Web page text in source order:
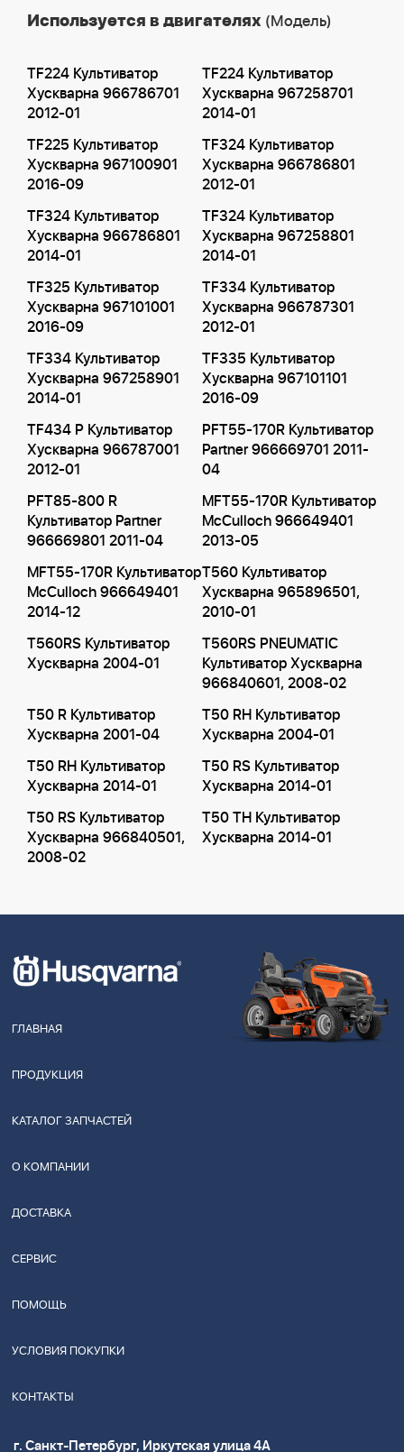
Используется в двигателях (Модель)
TF224 Культиватор
Хускварна 966786701
2012-01
TF224 Культиватор
Хускварна 967258701
2014-01
TF225 Культиватор
Хускварна 967100901
2016-09
TF324 Культиватор
Хускварна 966786801
2012-01
TF324 Культиватор
Хускварна 966786801
2014-01
TF324 Культиватор
Хускварна 967258801
2014-01
TF325 Культиватор
Хускварна 967101001
2016-09
TF334 Культиватор
Хускварна 966787301
2012-01
TF334 Культиватор
Хускварна 967258901
2014-01
TF335 Культиватор
Хускварна 967101101
2016-09
TF434 P Культиватор
Хускварна 966787001
2012-01
PFT55-170R Культиватор
Partner 966669701 2011-
04
PFT85-800 R
Культиватор Partner
966669801 2011-04
MFT55-170R Культиватор
McCulloch 966649401
2013-05
MFT55-170R Культиватор
McCulloch 966649401
2014-12
T560 Культиватор
Хускварна 965896501,
2010-01
T560RS Культиватор
Хускварна 2004-01
T560RS PNEUMATIC
Культиватор Хускварна
966840601, 2008-02
T50 R Культиватор
Хускварна 2001-04
T50 RH Культиватор
Хускварна 2004-01
T50 RH Культиватор
Хускварна 2014-01
T50 RS Культиватор
Хускварна 2014-01
T50 RS Культиватор
Хускварна 966840501,
2008-02
T50 TH Культиватор
Хускварна 2014-01
ГЛАВНАЯ
ПРОДУКЦИЯ
КАТАЛОГ ЗАПЧАСТЕЙ
О КОМПАНИИ
ДОСТАВКА
СЕРВИС
ПОМОЩЬ
УСЛОВИЯ ПОКУПКИ
КОНТАКТЫ
г. Санкт-Петербург, Иркутская улица 4А